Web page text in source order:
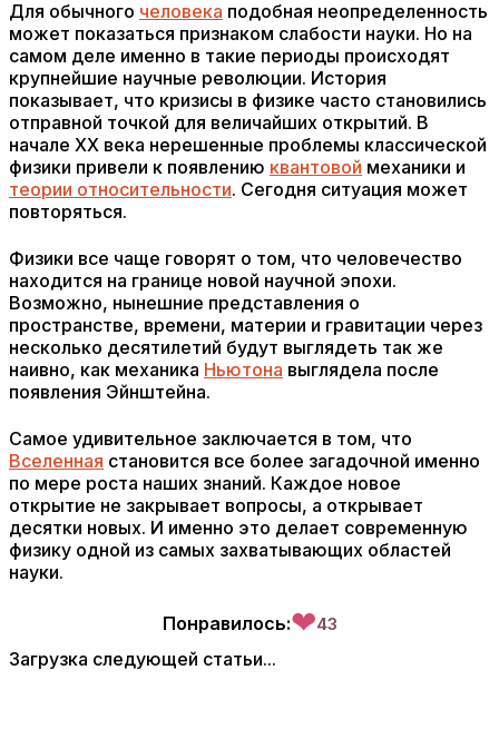
Для обычного человека подобная неопределенность
может показаться признаком слабости науки. Но на
самом деле именно в такие периоды происходят
крупнейшие научные революции. История
показывает, что кризисы в физике часто становились
отправной точкой для величайших открытий. В
начале XX века нерешенные проблемы классической
физики привели к появлению квантовой механики и
теории относительности. Сегодня ситуация может
повторяться.
Физики все чаще говорят о том, что человечество
находится на границе новой научной эпохи.
Возможно, нынешние представления о
пространстве, времени, материи и гравитации через
несколько десятилетий будут выглядеть так же
наивно, как механика Ньютона выглядела после
появления Эйнштейна.
Самое удивительное заключается в том, что
Вселенная становится все более загадочной именно
по мере роста наших знаний. Каждое новое
открытие не закрывает вопросы, а открывает
десятки новых. И именно это делает современную
физику одной из самых захватывающих областей
науки.
Понравилось:❤43
Загрузка следующей статьи...